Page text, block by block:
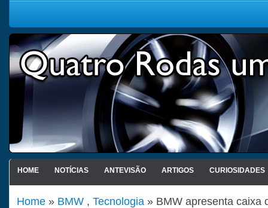
HOME NOTÍCIAS ANTEVISÃO ARTIGOS CURIOSIDADES
Home » BMW , Tecnologia » BMW apresenta caixa